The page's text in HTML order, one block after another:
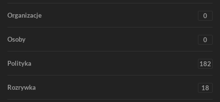
Organizacje 0
Osoby 0
Polityka 182
Rozrywka 18